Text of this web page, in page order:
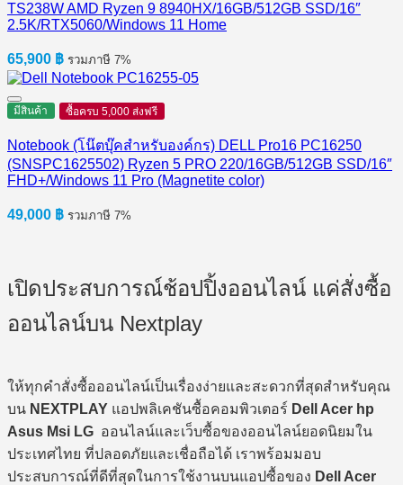
TS238W AMD Ryzen 9 8940HX/16GB/512GB SSD/16″
2.5K/RTX5060/Windows 11 Home
65,900 ฿ รวมภาษี 7%
มีสินค้า ซื้อครบ 5,000 ส่งฟรี
Notebook (โน๊ตบุ๊คสำหรับองค์กร) DELL Pro16 PC16250
(SNSPC1625502) Ryzen 5 PRO 220/16GB/512GB SSD/16″
FHD+/Windows 11 Pro (Magnetite color)
49,000 ฿ รวมภาษี 7%
เปิดประสบการณ์ช้อปปิ้งออนไลน์ แค่สั่งซื้อ
ออนไลน์บน Nextplay
ให้ทุกคำสั่งซื้อออนไลน์เป็นเรื่องง่ายและสะดวกที่สุดสำหรับคุณ
บน NEXTPLAY แอปพลิเคชันซื้อคอมพิวเตอร์ Dell Acer hp
Asus Msi LG ออนไลน์และเว็บซื้อของออนไลน์ยอดนิยมใน
ประเทศไทย ที่ปลอดภัยและเชื่อถือได้ เราพร้อมมอบ
ประสบการณ์ที่ดีที่สุดในการใช้งานบนแอปซื้อของ Dell Acer